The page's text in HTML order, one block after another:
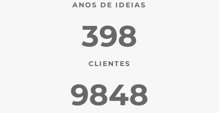
ANOS DE IDEIAS
398
CLIENTES
9848